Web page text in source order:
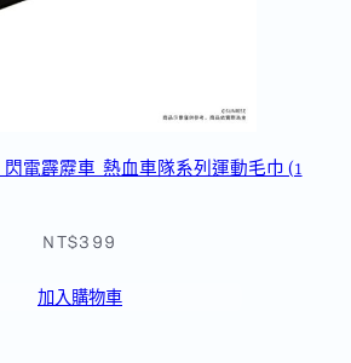
閃電霹靂車_熱血車隊系列運動毛巾 (1
NT$399
加入購物車